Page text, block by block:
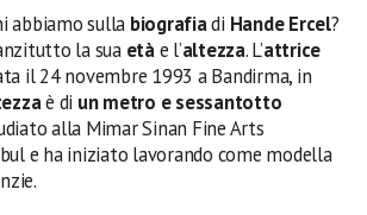
abbiamo sulla biografiadi Hande Ercel?
la sua etàe l’altezza. L’attrice
il 24 novembre 1993 a Bandirma, in
è di un metro e sessantotto
alla Mimar Sinan Fine Arts
e ha iniziato lavorando come modella